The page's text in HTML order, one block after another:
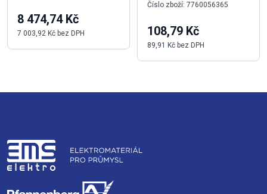
8 474,74 Kč
7 003,92 Kč bez DPH
Číslo zboží: 7760056365
108,79 Kč
89,91 Kč bez DPH